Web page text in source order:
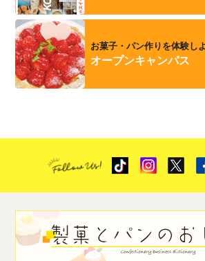
お菓子・パン作りを体験し
オープンキャンパス